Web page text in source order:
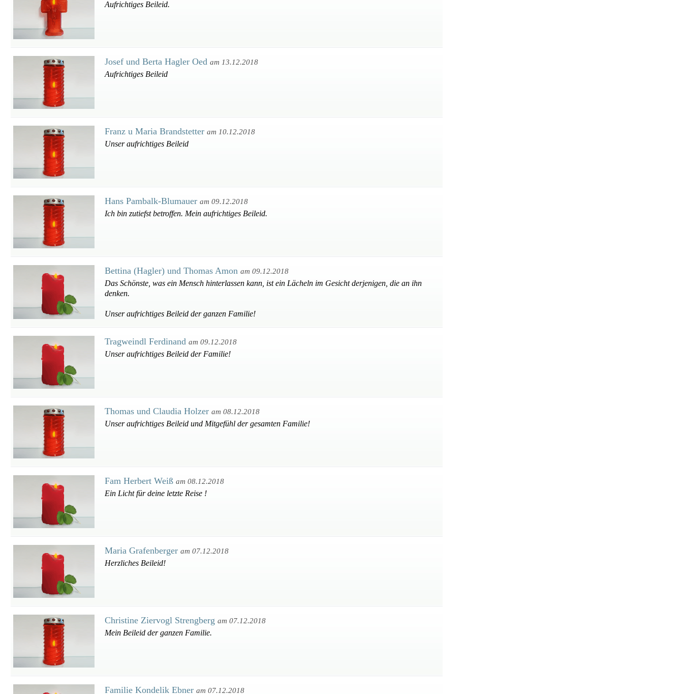
Aufrichtiges Beileid.
Josef und Berta Hagler Oed am 13.12.2018
Aufrichtiges Beileid
Franz u Maria Brandstetter am 10.12.2018
Unser aufrichtiges Beileid
Hans Pambalk-Blumauer am 09.12.2018
Ich bin zutiefst betroffen. Mein aufrichtiges Beileid.
Bettina (Hagler) und Thomas Amon am 09.12.2018
Das Schönste, was ein Mensch hinterlassen kann, ist ein Lächeln im Gesicht derjenigen, die an ihn
denken.
Unser aufrichtiges Beileid der ganzen Familie!
Tragweindl Ferdinand am 09.12.2018
Unser aufrichtiges Beileid der Familie!
Thomas und Claudia Holzer am 08.12.2018
Unser aufrichtiges Beileid und Mitgefühl der gesamten Familie!
Fam Herbert Weiß am 08.12.2018
Ein Licht für deine letzte Reise !
Maria Grafenberger am 07.12.2018
Herzliches Beileid!
Christine Ziervogl Strengberg am 07.12.2018
Mein Beileid der ganzen Familie.
Familie Kondelik Ebner am 07.12.2018